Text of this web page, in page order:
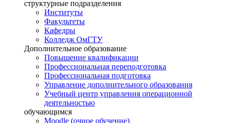
структурные подразделения
Институты
Факультеты
Кафедры
Колледж ОмГТУ
Дополнительное образование
Повышение квалификации
Профессиональная переподготовка
Профессиональная подготовка
Управление дополнительного образования
Учебный центр управления операционной
деятельностью
обучающимся
Moodle (очное обучение)